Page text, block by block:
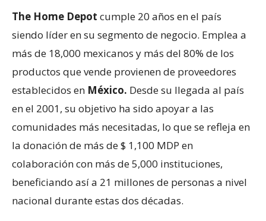
The Home Depot cumple 20 años en el país
siendo líder en su segmento de negocio. Emplea a
más de 18,000 mexicanos y más del 80% de los
productos que vende provienen de proveedores
establecidos en México. Desde su llegada al país
en el 2001, su objetivo ha sido apoyar a las
comunidades más necesitadas, lo que se refleja en
la donación de más de $ 1,100 MDP en
colaboración con más de 5,000 instituciones,
beneficiando así a 21 millones de personas a nivel
nacional durante estas dos décadas.